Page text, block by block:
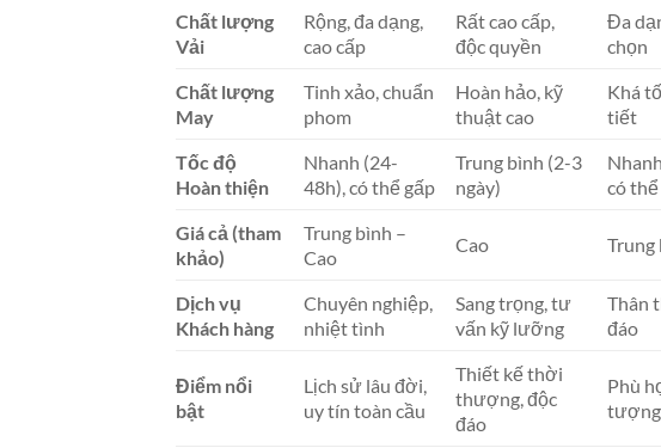
Chất lượng
Vải
Rộng, đa dạng,
cao cấp
Rất cao cấp,
độc quyền
Đa
chọn
Chất lượng
May
Tinh xảo, chuẩn
phom
Hoàn hảo, kỹ
thuật cao
Khá
tiết
Tốc độ
Hoàn thiện
Nhanh (24-
48h), có thể gấp
Trung bình (2-3
ngày)
có
Giá cả (tham
khảo)
Trung bình –
Cao
Cao Trung
Dịch vụ
Khách hàng
Chuyên nghiệp,
nhiệt tình
Sang trọng, tư
vấn kỹ lưỡng
Thân
đáo
Điểm nổi
bật
Lịch sử lâu đời,
uy tín toàn cầu
Thiết kế thời
thượng, độc
đáo
Phù